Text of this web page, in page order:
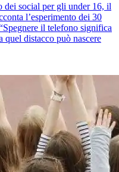
social per gli under 16, il
l’esperimento dei 30
il telefono significa
quel distacco può nascere